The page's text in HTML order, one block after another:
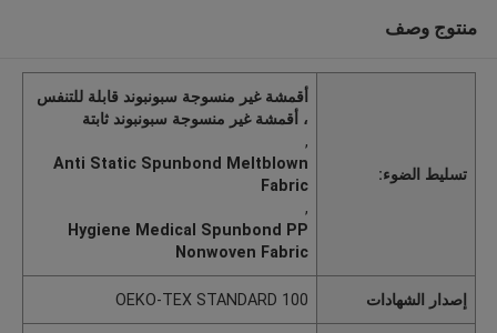
منتوج وصف
تسليط الضوء:
أقمشة غير منسوجة سبونبوند قابلة للتنفس
، أقمشة غير منسوجة سبونبوند ثابتة
,
Anti Static Spunbond Meltblown
Fabric
,
Hygiene Medical Spunbond PP
Nonwoven Fabric
إصدار الشهادات OEKO-TEX STANDARD 100